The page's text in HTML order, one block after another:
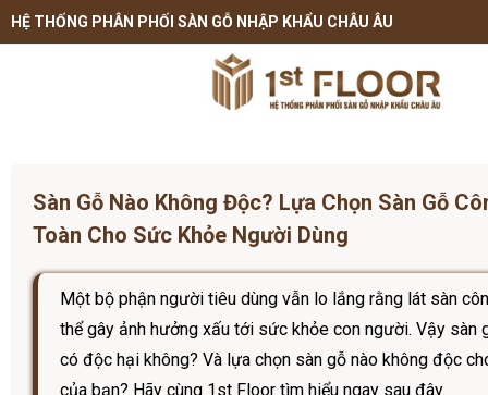
HỆ THỐNG PHÂN PHỐI SÀN GỖ NHẬP KHẨU CHÂU ÂU
Sàn Gỗ Nào Không Độc? Lựa Chọn Sàn Gỗ
Toàn Cho Sức Khỏe Người Dùng
Một bộ phận người tiêu dùng vẫn lo lắng rằng lát sàn
thể gây ảnh hưởng xấu tới sức khỏe con người. Vậy sàn
có độc hại không? Và lựa chọn sàn gỗ nào không độc
của bạn? Hãy cùng 1st Floor tìm hiểu ngay sau đây.